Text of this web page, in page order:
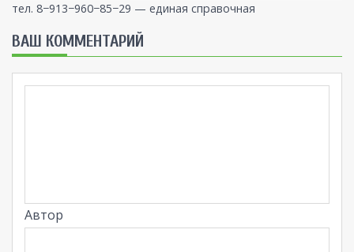
тел. 8−913−960−85−29 — единая справочная
ВАШ КОММЕНТАРИЙ
Автор